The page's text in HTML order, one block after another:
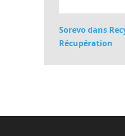
Sorevo dans
Récupération